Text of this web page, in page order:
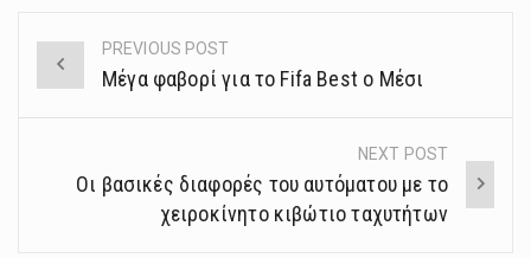
Post
navigation
PREVIOUS POST
Μέγα φαβορί για το Fifa Best ο Μέσι
NEXT POST
Οι βασικές διαφορές του αυτόματου με το
χειροκίνητο κιβώτιο ταχυτήτων